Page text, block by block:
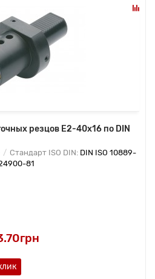
резцов E2-40х16 по DIN
Стандарт ISO DIN: DIN ISO 10889-
81